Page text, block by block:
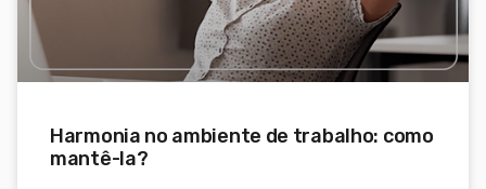
Harmonia no ambiente de trabalho: como
mantê-la?